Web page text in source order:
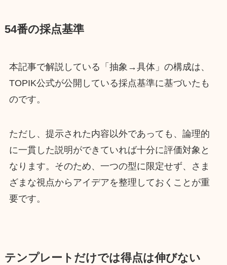
54番の採点基準
本記事で解説している「抽象→具体」の構成は、
TOPIK公式が公開している採点基準に基づいたも
のです。
ただし、提示された内容以外であっても、論理的
に一貫した説明ができていれば十分に評価対象と
なります。そのため、一つの型に限定せず、さま
ざまな視点からアイデアを整理しておくことが重
要です。
テンプレートだけでは得点は伸びない